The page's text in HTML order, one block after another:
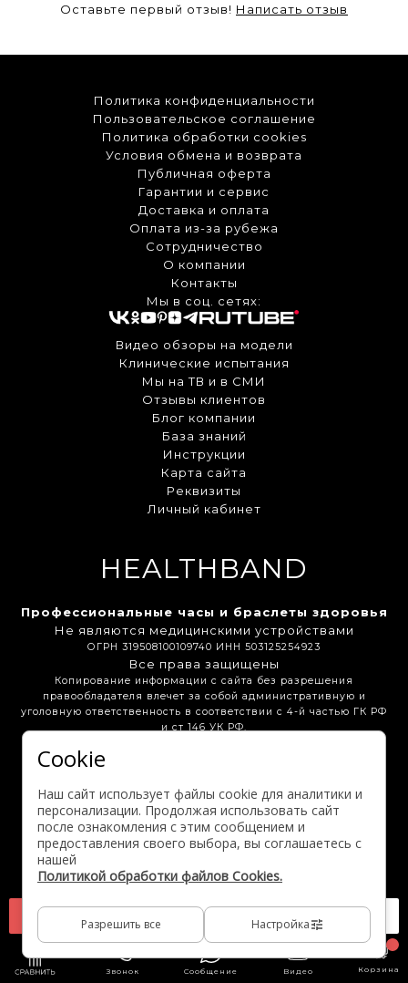
Оставьте первый отзыв! Написать отзыв
Политика конфиденциальности
Пользовательское соглашение
Политика обработки cookies
Условия обмена и возврата
Публичная оферта
Гарантии и сервис
Доставка и оплата
Оплата из-за рубежа
Сотрудничество
О компании
Контакты
Мы в соц. сетях:
HEALTHBAND
Профессиональные часы и браслеты здоровья
Не являются медицинскими устройствами
ОГРН 319508100109740 ИНН 503125254923
Все права защищены
Копирование информации с сайта без разрешения
правообладателя влечет за собой административную и
уголовную ответственность в соответствии с 4-й частью ГК РФ
и ст 146 УК РФ.
Партнёрам
Выгодные предложения
Активация гарантии
Видео обзоры на модели
Клинические испытания
Мы на ТВ и в СМИ
Отзывы клиентов
Блог компании
База знаний
Инструкции
Карта сайта
Реквизиты
Личный кабинет
В корзину
900 ₽
Звонок Сообщение Видео Корзина
Cookie
Наш сайт использует файлы cookie для аналитики и
персонализации. Продолжая использовать сайт
после ознакомления с этим сообщением и
предоставления своего выбора, вы соглашаетесь с
нашей
Политикой обработки файлов Cookies.
Разрешить все Настройка